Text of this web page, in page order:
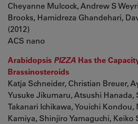
Cheyanne Mulcock, Andrew S
Brooks, Hamidreza Ghandehari,
(2012)
ACS nano
Arabidopsis PIZZA Has the
Brassinosteroids
Katja Schneider, Christian Breuer,
Yusuke Jikumaru, Atsushi Hanada,
Takanari Ichikawa, Youichi
Kamiya, Shinjiro Yamaguchi, Keiko